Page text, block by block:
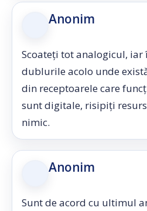
Anonim
Scoateți tot analogicul,
dublurile acolo unde
din receptoarele care
sunt digitale, risipiți
nimic.
Anonim
Sunt de acord cu ultimul